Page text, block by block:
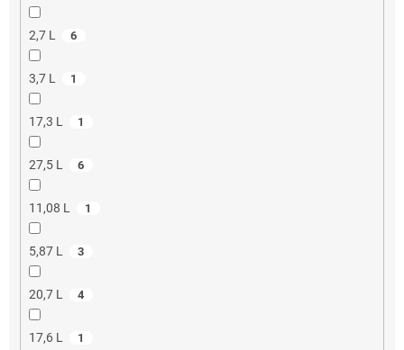
2,7 L 6
3,7 L 1
17,3 L 1
27,5 L 6
11,08 L 1
5,87 L 3
20,7 L 4
17,6 L 1